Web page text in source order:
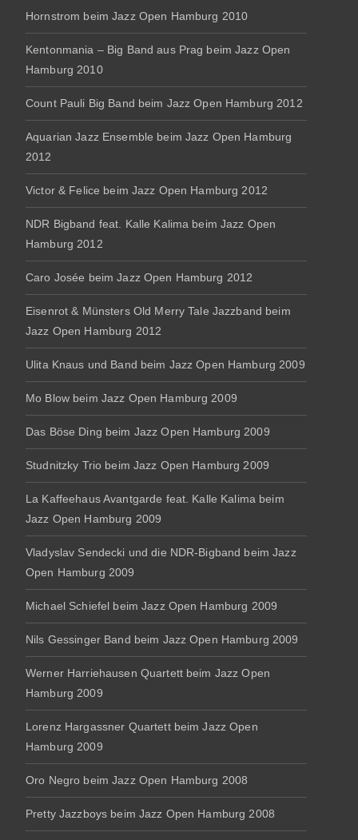
Hornstrom beim Jazz Open Hamburg 2010
Kentonmania – Big Band aus Prag beim Jazz Open
Hamburg 2010
Count Pauli Big Band beim Jazz Open Hamburg 2012
Aquarian Jazz Ensemble beim Jazz Open Hamburg
2012
Victor & Felice beim Jazz Open Hamburg 2012
NDR Bigband feat. Kalle Kalima beim Jazz Open
Hamburg 2012
Caro Josée beim Jazz Open Hamburg 2012
Eisenrot & Münsters Old Merry Tale Jazzband beim
Jazz Open Hamburg 2012
Ulita Knaus und Band beim Jazz Open Hamburg 2009
Mo Blow beim Jazz Open Hamburg 2009
Das Böse Ding beim Jazz Open Hamburg 2009
Studnitzky Trio beim Jazz Open Hamburg 2009
La Kaffeehaus Avantgarde feat. Kalle Kalima beim
Jazz Open Hamburg 2009
Vladyslav Sendecki und die NDR-Bigband beim Jazz
Open Hamburg 2009
Michael Schiefel beim Jazz Open Hamburg 2009
Nils Gessinger Band beim Jazz Open Hamburg 2009
Werner Harriehausen Quartett beim Jazz Open
Hamburg 2009
Lorenz Hargassner Quartett beim Jazz Open
Hamburg 2009
Oro Negro beim Jazz Open Hamburg 2008
Pretty Jazzboys beim Jazz Open Hamburg 2008